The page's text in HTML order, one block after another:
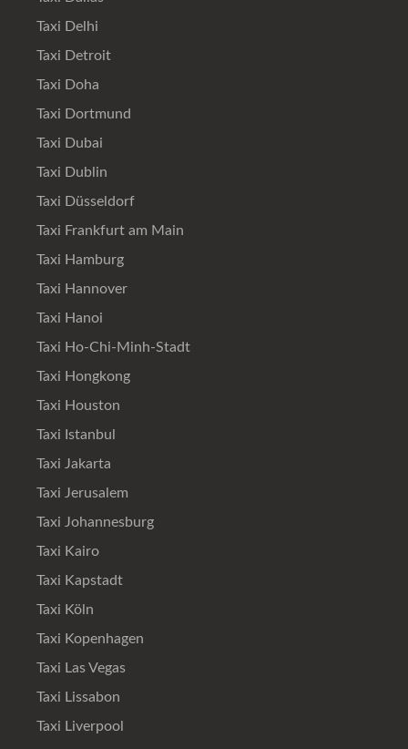
Taxi Delhi
Taxi Detroit
Taxi Doha
Taxi Dortmund
Taxi Dubai
Taxi Dublin
Taxi Düsseldorf
Taxi Frankfurt am Main
Taxi Hamburg
Taxi Hannover
Taxi Hanoi
Taxi Ho-Chi-Minh-Stadt
Taxi Hongkong
Taxi Houston
Taxi Istanbul
Taxi Jakarta
Taxi Jerusalem
Taxi Johannesburg
Taxi Kairo
Taxi Kapstadt
Taxi Köln
Taxi Kopenhagen
Taxi Las Vegas
Taxi Lissabon
Taxi Liverpool